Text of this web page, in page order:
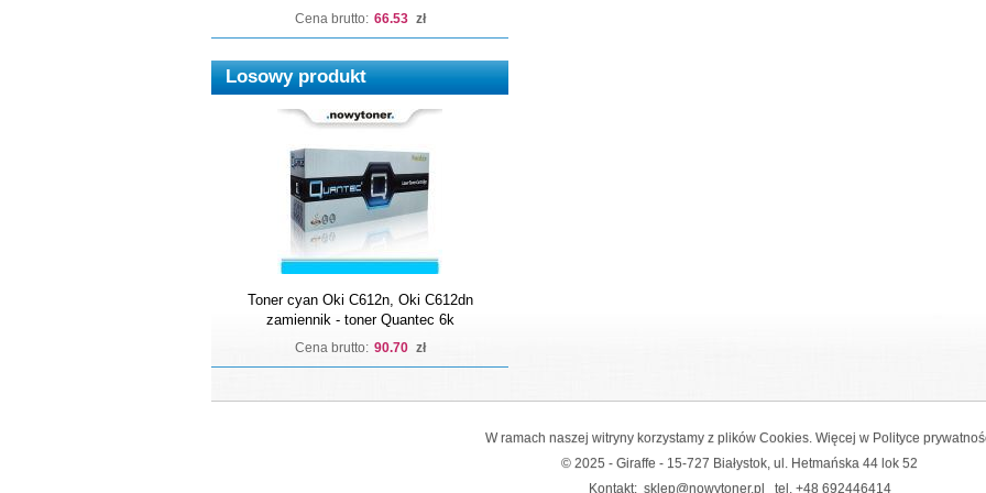
Cena brutto: 66.53 zł
Losowy produkt
Toner cyan Oki C612n, Oki C612dn
zamiennik - toner Quantec 6k
Cena brutto: 90.70 zł
W ramach naszej witryny korzystamy z plików Cookies. Więcej w Polityce
© 2025 - Giraffe - 15-727 Białystok, ul. Hetmańska 44 lok 52
Kontakt: sklep@nowytoner.pl tel. +48 692446414